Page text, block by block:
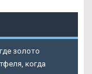
золото
когда